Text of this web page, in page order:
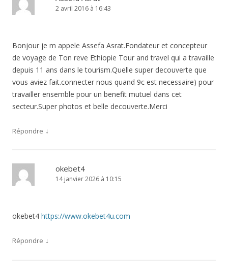
2 avril 2016 à 16:43
Bonjour je m appele Assefa Asrat.Fondateur et concepteur
de voyage de Ton reve Ethiopie Tour and travel qui a travaille
depuis 11 ans dans le tourism.Quelle super decouverte que
vous aviez fait.connecter nous quand 9c est necessaire) pour
travailler ensemble pour un benefit mutuel dans cet
secteur.Super photos et belle decouverte.Merci
Répondre ↓
okebet4
14 janvier 2026 à 10:15
okebet4 https://www.okebet4u.com
Répondre ↓